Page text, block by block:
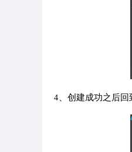
4、创建成功之后